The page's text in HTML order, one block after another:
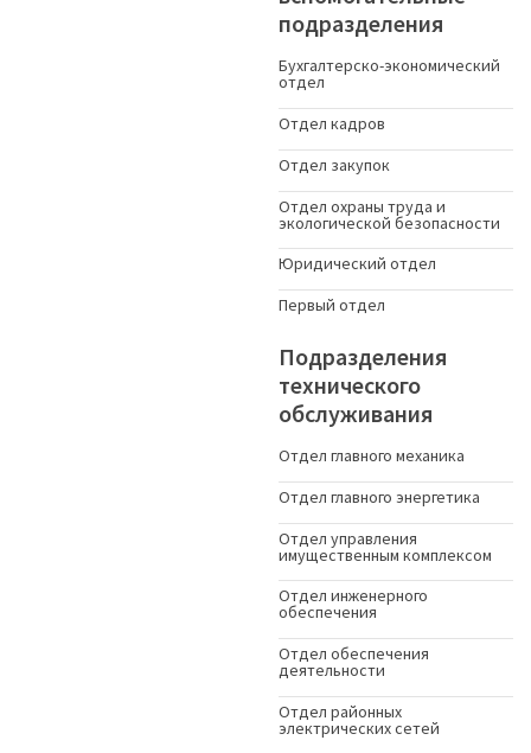
подразделения
Бухгалтерско-экономический
отдел
Отдел кадров
Отдел закупок
Отдел охраны труда и
экологической безопасности
Юридический отдел
Первый отдел
Подразделения
технического
обслуживания
Отдел главного механика
Отдел главного энергетика
Отдел управления
имущественным комплексом
Отдел инженерного
обеспечения
Отдел обеспечения
деятельности
Отдел районных
электрических сетей